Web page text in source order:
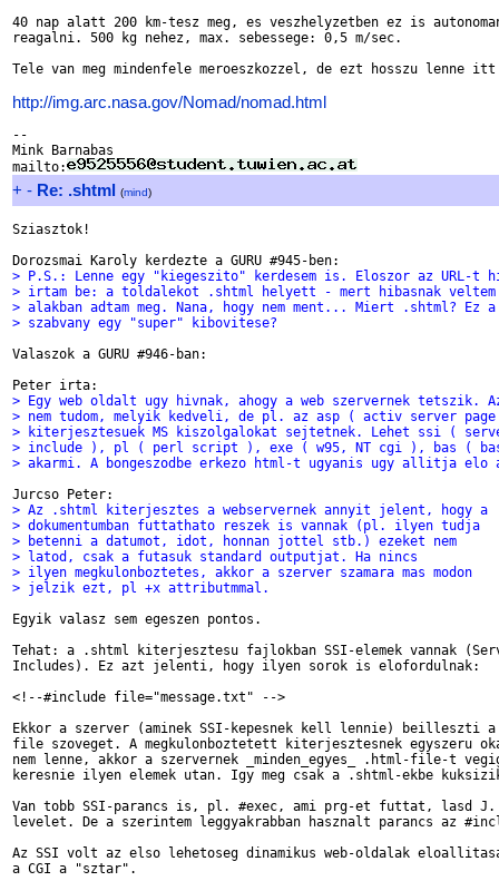
40 nap alatt 200 km-tesz meg, es veszhelyzetben ez is
reagalni. 500 kg nehez, max. sebessege: 0,5 m/sec.
Tele van meg mindenfele meroeszkozzel, de ezt hosszu lenne
http://img.arc.nasa.gov/Nomad/nomad.html
--
Mink Barnabas
mailto:
+ - Re: .shtml (mind)
Sziasztok!
> P.S.: Lenne egy "kiegeszito" kerdesem is. Eloszor az URL-t
> irtam be: a toldalekot .shtml helyett - mert hibasnak
> alakban adtam meg. Nana, hogy nem ment... Miert .shtml? Ez
> szabvany egy "super" kibovitese?
Valaszok a GURU #946-ban:
> Egy web oldalt ugy hivnak, ahogy a web szervernek tetszik.
> nem tudom, melyik kedveli, de pl. az asp ( activ server
> kiterjesztesuek MS kiszolgalokat sejtetnek. Lehet ssi (
> include ), pl ( perl script ), exe ( w95, NT cgi ), bas (
> akarmi. A bongeszodbe erkezo html-t ugyanis ugy allitja elo
> Az .shtml kiterjesztes a webservernek annyit jelent, hogy a
> dokumentumban futtathato reszek is vannak (pl. ilyen tudja
> betenni a datumot, idot, honnan jottel stb.) ezeket nem
> latod, csak a futasuk standard outputjat. Ha nincs
> ilyen megkulonboztetes, akkor a szerver szamara mas modon
> jelzik ezt, pl +x attributmmal.
Egyik valasz sem egeszen pontos.
Tehat: a .shtml kiterjesztesu fajlokban SSI-elemek vannak
Includes). Ez azt jelenti, hogy ilyen sorok is elofordulnak:
<!--#include file="message.txt" -->
Ekkor a szerver (aminek SSI-kepesnek kell lennie) beilleszti a
file szoveget. A megkulonboztetett kiterjesztesnek egyszeru
nem lenne, akkor a szervernek _minden_egyes_ .html-file-t
keresnie ilyen elemek utan. Igy meg csak a .shtml-ekbe
Van tobb SSI-parancs is, pl. #exec, ami prg-et futtat, lasd J.
levelet. De a szerintem leggyakrabban hasznalt parancs az
Az SSI volt az elso lehetoseg dinamikus web-oldalak
a CGI a "sztar".